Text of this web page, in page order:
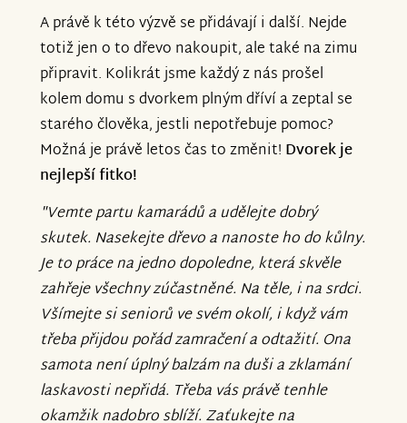
A právě k této výzvě se přidávají i další. Nejde
totiž jen o to dřevo nakoupit, ale také na zimu
připravit. Kolikrát jsme každý z nás prošel
kolem domu s dvorkem plným dříví a zeptal se
starého člověka, jestli nepotřebuje pomoc?
Možná je právě letos čas to změnit! Dvorek je
nejlepší fitko!
"Vemte partu kamarádů a udělejte dobrý
skutek. Nasekejte dřevo a nanoste ho do kůlny.
Je to práce na jedno dopoledne, která skvěle
zahřeje všechny zúčastněné. Na těle, i na srdci.
Všímejte si seniorů ve svém okolí, i když vám
třeba přijdou pořád zamračení a odtažití. Ona
samota není úplný balzám na duši a zklamání
laskavosti nepřidá. Třeba vás právě tenhle
okamžik nadobro sblíží. Zaťukejte na